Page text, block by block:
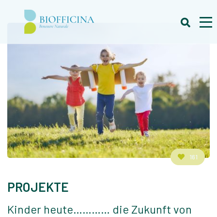
161
PROJEKTE
Kinder heute………… die Zukunft von